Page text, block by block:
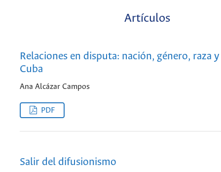
Artículos
Relaciones en disputa: nación, género, raza
Cuba
Ana Alcázar Campos
PDF
Salir del difusionismo